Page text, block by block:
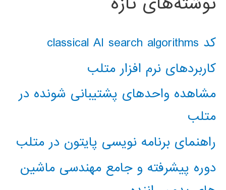
کد classical AI search algorithms
کاربردهای نرم افزار متلب
مشاهده واحدهای پشتیبانی شونده در
متلب
راهنمای برنامه نویسی پایتون در متلب
دوره پیشرفته و جامع مهندسی ماشین